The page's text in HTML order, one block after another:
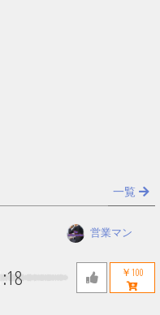
一覧
営業マン
￥100